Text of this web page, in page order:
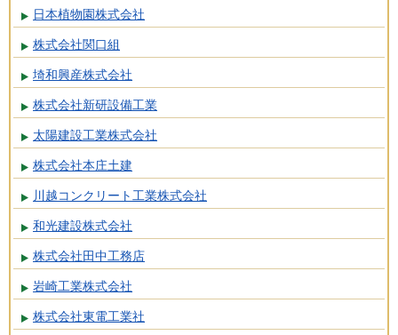
日本植物園株式会社
株式会社関口組
埼和興産株式会社
株式会社新研設備工業
太陽建設工業株式会社
株式会社本庄土建
川越コンクリート工業株式会社
和光建設株式会社
株式会社田中工務店
岩崎工業株式会社
株式会社東電工業社